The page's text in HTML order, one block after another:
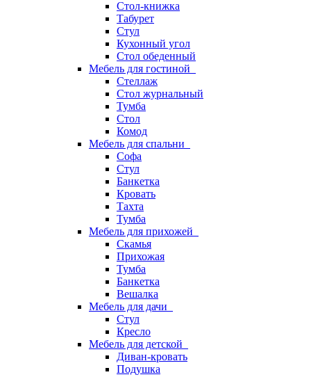
Стол-книжка
Табурет
Стул
Кухонный угол
Стол обеденный
Мебель для гостиной
Стеллаж
Стол журнальный
Тумба
Стол
Комод
Мебель для спальни
Софа
Стул
Банкетка
Кровать
Тахта
Тумба
Мебель для прихожей
Скамья
Прихожая
Тумба
Банкетка
Вешалка
Мебель для дачи
Стул
Кресло
Мебель для детской
Диван-кровать
Подушка